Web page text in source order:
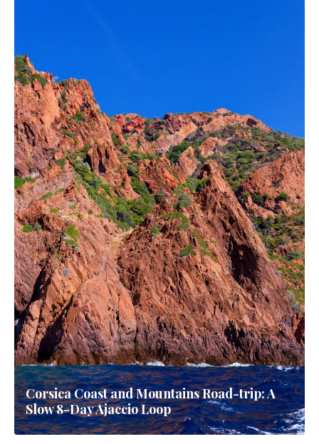
Corsica Coast and Mountains Road-trip: A
Slow 8-Day Ajaccio Loop